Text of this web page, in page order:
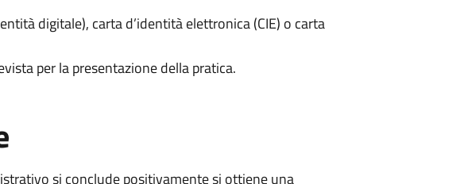
digitale), carta d’identità elettronica (CIE) o carta
per la presentazione della pratica.
si conclude positivamente si ottiene una